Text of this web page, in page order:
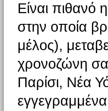
Είναι πιθανό
στην οποία
μέλος),
χρονοζώνη
Παρίσι, Νέα